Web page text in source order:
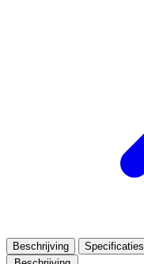
Beschrijving Specificaties